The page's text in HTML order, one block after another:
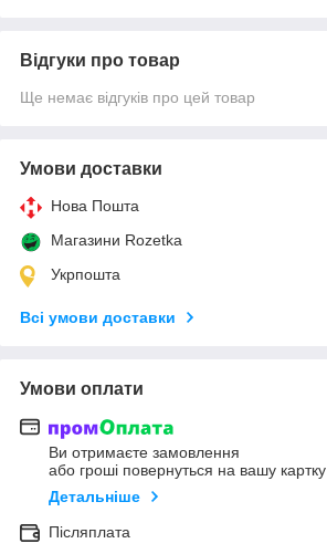
Відгуки про товар
Ще немає відгуків про цей товар
Умови доставки
Нова Пошта
Магазини Rozetka
Укрпошта
Всі умови доставки
Умови оплати
Ви отримаєте замовлення
або гроші повернуться на вашу картку
Детальніше
Післяплата